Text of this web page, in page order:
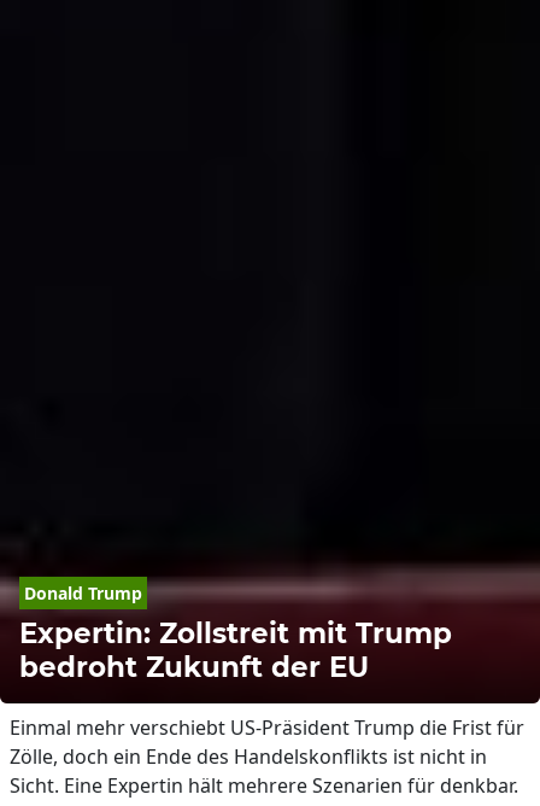
Donald Trump
Expertin: Zollstreit mit Trump
bedroht Zukunft der EU
Einmal mehr verschiebt US-Präsident Trump die Frist für
Zölle, doch ein Ende des Handelskonflikts ist nicht in
Sicht. Eine Expertin hält mehrere Szenarien für denkbar.